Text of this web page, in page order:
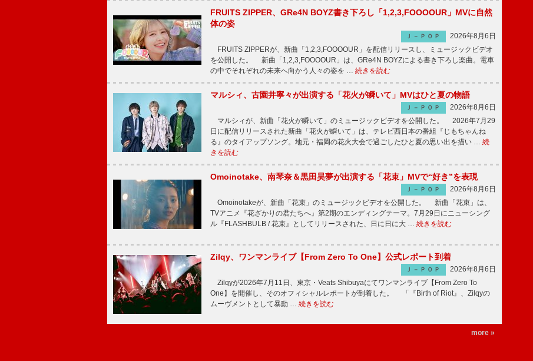
FRUITS ZIPPER、GRe4N BOYZ書き下ろし「1,2,3,FOOOOUR」MVに自然
体の姿
Ｊ－ＰＯＰ
2026年8月6日
FRUITS ZIPPERが、新曲「1,2,3,FOOOOUR」を配信リリースし、ミュージックビデオ
を公開した。 新曲「1,2,3,FOOOOUR」は、GRe4N BOYZによる書き下ろし楽曲。電車
の中でそれぞれの未来へ向かう人々の姿を … 続きを読む
マルシィ、古園井寧々が出演する「花火が瞬いて」MVはひと夏の物語
Ｊ－ＰＯＰ
2026年8月6日
マルシィが、新曲「花火が瞬いて」のミュージックビデオを公開した。 2026年7月29
日に配信リリースされた新曲「花火が瞬いて」は、テレビ西日本の番組『じもちゃんね
る』のタイアップソング。地元・福岡の花火大会で過ごしたひと夏の思い出を描い … 続
きを読む
Omoinotake、南琴奈＆黒田昊夢が出演する「花束」MVで“好き”を表現
Ｊ－ＰＯＰ
2026年8月6日
Omoinotakeが、新曲「花束」のミュージックビデオを公開した。 新曲「花束」は、
TVアニメ『花ざかりの君たちへ』第2期のエンディングテーマ。7月29日にニューシング
ル『FLASHBULB / 花束』としてリリースされた、日に日に大 … 続きを読む
Zilqy、ワンマンライブ【From Zero To One】公式レポート到着
Ｊ－ＰＯＰ
2026年8月6日
Zilqyが2026年7月11日、東京・Veats Shibuyaにてワンマンライブ【From Zero To
One】を開催し、そのオフィシャルレポートが到着した。 「『Birth of Riot』、Zilqyの
ムーヴメントとして暴動 … 続きを読む
more »